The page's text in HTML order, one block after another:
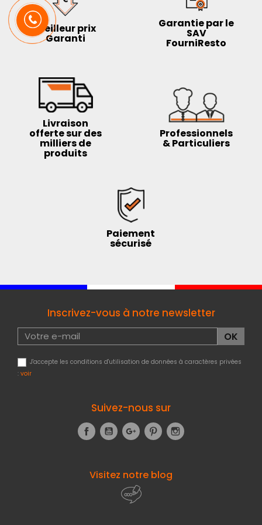
Meilleur prix
Garanti
Garantie par le
SAV
FourniResto
Livraison
offerte sur des
milliers de
produits
Professionnels
& Particuliers
Paiement
sécurisé
Inscrivez-vous à notre newsletter
J'accepte les conditions d'utilisation de données à caractères privées
: voir
Suivez-nous sur
FacebookYouTubeGoogle+Pinterest
Visitez notre blog